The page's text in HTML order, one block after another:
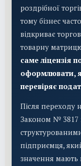
роздрібної
тому бізнес
відкриває
товарну
саме ліцензія
оформлювати,
перевіряє
Після переходу
Законом № 3817
підприємця,
значення мають